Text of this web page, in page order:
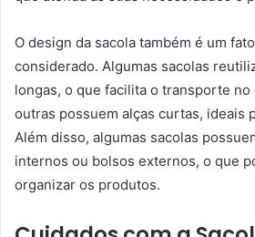
O design da sacola também é um
considerado. Algumas sacolas
longas, o que facilita o transporte no
outras possuem alças curtas, ideais
Além disso, algumas sacolas
internos ou bolsos externos, o que
organizar os produtos.